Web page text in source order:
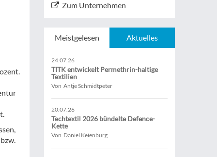
Zum Unternehmen
Meistgelesen Aktuelles
24.07.26
TITK entwickelt Permethrin-haltige
Textilien
Von Antje Schmidtpeter
20.07.26
Techtextil 2026 bündelte Defence-
Kette
Von Daniel Keienburg